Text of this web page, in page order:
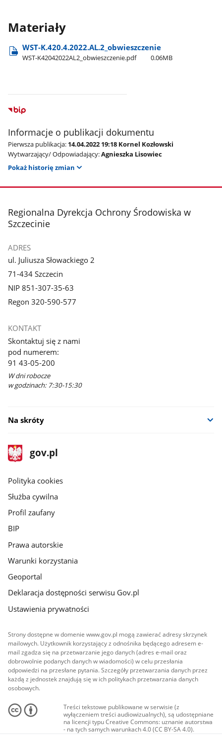
Materiały
WST-K.420.4.2022.AL.2​_obwieszczenie
WST-K42042022AL2​_obwieszczenie.pdf 0.06MB
Informacje o publikacji dokumentu
Pierwsza publikacja: 14.04.2022 19:18 Kornel Kozłowski
Wytwarzający/ Odpowiadający:Agnieszka Lisowiec
Pokaż historię zmian
stopka
Regionalna Dyrekcja Ochrony Środowiska w
Szczecinie
ADRES
ul. Juliusza Słowackiego 2
71-434 Szczecin
NIP 851-307-35-63
Regon 320-590-577
KONTAKT
Skontaktuj się z nami
pod numerem:
91 43-05-200
W dni robocze
w godzinach: 7:30-15:30
Na skróty
stopka
gov.pl
Strona
gov.pl
gov.pl
Polityka cookies
Służba cywilna
Profil zaufany
BIP
Prawa autorskie
Warunki korzystania
Geoportal
Deklaracja dostępności serwisu Gov.pl
Ustawienia prywatności
Strony dostępne w domenie www.gov.pl mogą zawierać adresy skrzynek
mailowych. Użytkownik korzystający z odnośnika będącego adresem e-
mail zgadza się na przetwarzanie jego danych (adres e-mail oraz
dobrowolnie podanych danych w wiadomości) w celu przesłania
odpowiedzi na przesłane pytania. Szczegóły przetwarzania danych przez
każdą z jednostek znajdują się w ich politykach przetwarzania danych
osobowych.
Treści tekstowe publikowane w serwisie (z
wyłączeniem treści audiowizualnych), są udostępniane
na licencji typu Creative Commons: uznanie autorstwa
- na tych samych warunkach 4.0 (CC BY-SA 4.0).